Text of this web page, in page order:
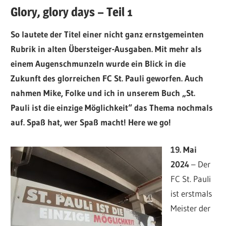
Glory, glory days – Teil 1
So lautete der Titel einer nicht ganz ernstgemeinten
Rubrik in alten Übersteiger-Ausgaben. Mit mehr als
einem Augenschmunzeln wurde ein Blick in die
Zukunft des glorreichen FC St. Pauli geworfen. Auch
nahmen Mike, Folke und ich in unserem Buch „St.
Pauli ist die einzige Möglichkeit“ das Thema nochmals
auf. Spaß hat, wer Spaß macht! Here we go!
19. Mai
2024– Der
FC St. Pauli
ist erstmals
Meister der